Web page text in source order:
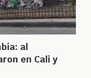
al
en Cali y